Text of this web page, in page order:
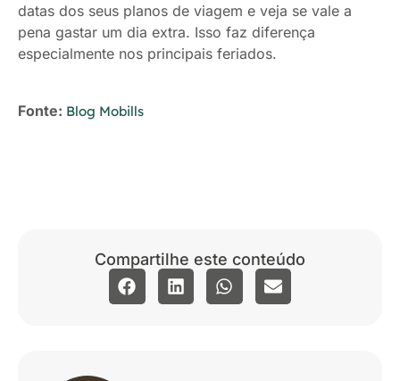
datas dos seus planos de viagem e veja se vale a
pena gastar um dia extra. Isso faz diferença
especialmente nos principais feriados.
Fonte: Blog Mobills
Compartilhe este conteúdo